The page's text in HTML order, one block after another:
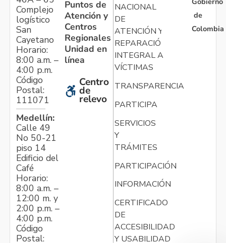
Complejo
logístico
San
Cayetano
Horario:
8:00 a.m. –
4:00 p.m.
Código
Postal:
111071
Medellín:
Calle 49
No 50-21
piso 14
Edificio del
Café
Horario:
8:00 a.m. –
12:00 m. y
2:00 p.m. –
4:00 p.m.
Código
Postal:
Puntos de
Atención y
Centros
Regionales
Unidad en
línea
Centro
de
relevo
NACIONAL
DE
ATENCIÓN Y
REPARACIÓN
INTEGRAL A
VÍCTIMAS
TRANSPARENCIA
PARTICIPA
SERVICIOS
Y
TRÁMITES
PARTICIPACIÓN
INFORMACIÓN
CERTIFICADO
DE
ACCESIBILIDAD
Y USABILIDAD
de
Colombia